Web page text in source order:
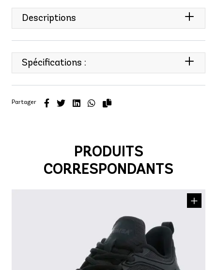
Descriptions
Spécifications :
Partager
PRODUITS
CORRESPONDANTS